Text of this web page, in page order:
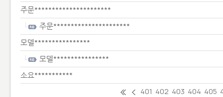
주문**********************
주문**********************
모델****************
모델****************
소요***********
401 402 403 404 405